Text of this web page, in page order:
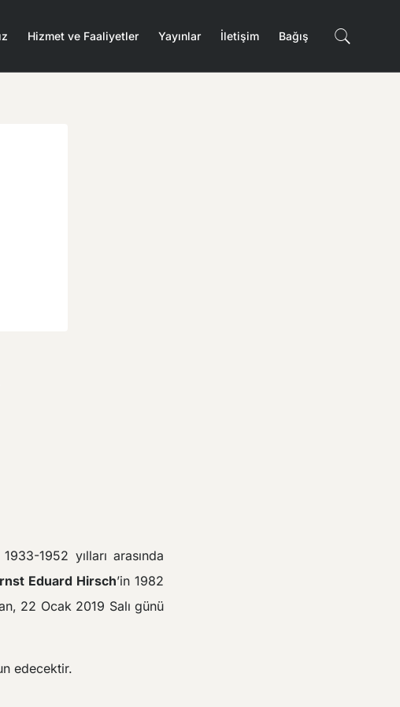
Hizmet ve Faaliyetler Yayınlar İletişim Bağış
1952 yılları arasında
Eduard Hirsch’in 1982
22 Ocak 2019 Salı günü
edecektir.